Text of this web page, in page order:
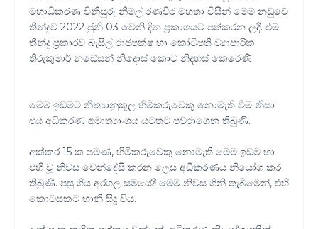
මහාධිකරණ විනිසුරු නිමල් රණවීර මහතා විසින් මෙම නඩුවේ
තීන්දුව 2022 ජුනි 03 වෙනි දින ප්‍රකාශයට පත්කරන ලදී. එම
තීන්දු ප්‍රකාරව බැසිල් රාජපක්ෂ හා කෝටිපති ව්‍යාපාරික
තිරුකුමාර් නඩේසන් නිදොස් කොට නිදහස් කෙරෙණි.
මෙම ඉඩමට නීත්‍යානුකූල හිමිකරුවෙකු නොමැති වීම නිසා
එය අධිකරණ අමාත්‍යාංශය යටතට පවරාගෙන තිබුණි.
අක්කර 15 ක පමණ, හිමිකරුවෙකු නොමැති මෙම ඉඩම හා
එහි වූ නිවස වෙන්දේසි කරන ලෙස අධිකරණය නියෝග කර
තිබුණි. පසු ගිය අරගල සමයේදී මෙම නිවස ගිනි තැබීමෙන්, එහි
කොටසකට හානි සිදු විය.